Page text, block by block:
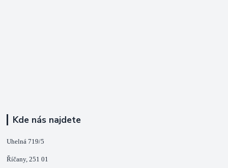
Kde nás najdete
Uhelná 719/5
Říčany, 251 01